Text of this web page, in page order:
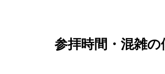
参拝時間・混雑の